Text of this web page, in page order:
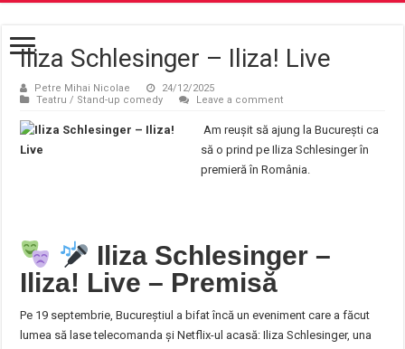
Iliza Schlesinger – Iliza! Live
Petre Mihai Nicolae
24/12/2025
Teatru / Stand-up comedy
Leave a comment
Am reușit să ajung la București ca
să o prind pe Iliza Schlesinger în
premieră în România.
Iliza Schlesinger –
Iliza! Live – Premisă
Pe 19 septembrie, Bucureștiul a bifat încă un eveniment care a făcut
lumea să lase telecomanda și Netflix-ul acasă: Iliza Schlesinger, una